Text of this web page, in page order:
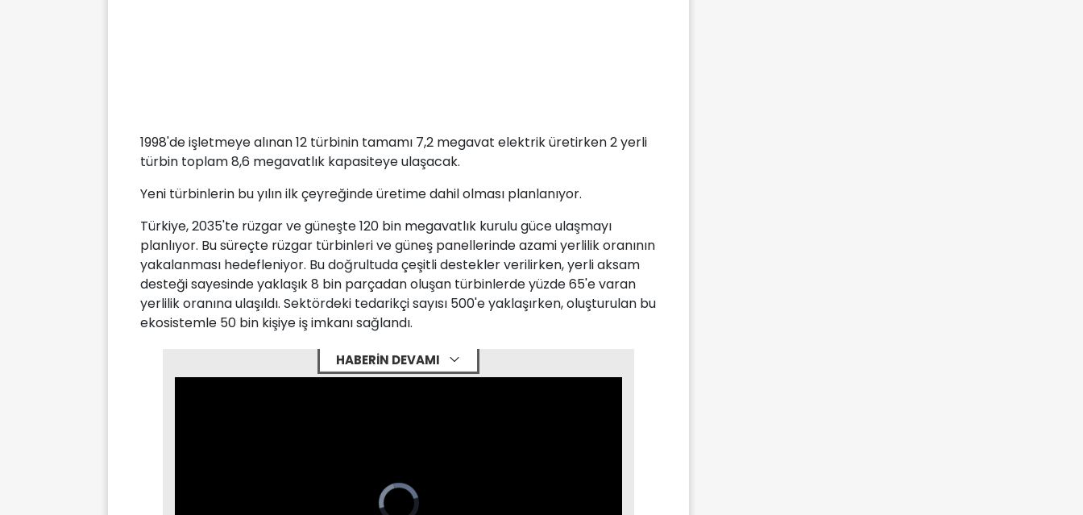
1998'de işletmeye alınan 12 türbinin tamamı 7,2 megavat elektrik üretirken 2 yerli
türbin toplam 8,6 megavatlık kapasiteye ulaşacak.
Yeni türbinlerin bu yılın ilk çeyreğinde üretime dahil olması planlanıyor.
Türkiye, 2035'te rüzgar ve güneşte 120 bin megavatlık kurulu güce ulaşmayı
planlıyor. Bu süreçte rüzgar türbinleri ve güneş panellerinde azami yerlilik oranının
yakalanması hedefleniyor. Bu doğrultuda çeşitli destekler verilirken, yerli aksam
desteği sayesinde yaklaşık 8 bin parçadan oluşan türbinlerde yüzde 65'e varan
yerlilik oranına ulaşıldı. Sektördeki tedarikçi sayısı 500'e yaklaşırken, oluşturulan bu
ekosistemle 50 bin kişiye iş imkanı sağlandı.
HABERİN DEVAMI
Video
Player
is